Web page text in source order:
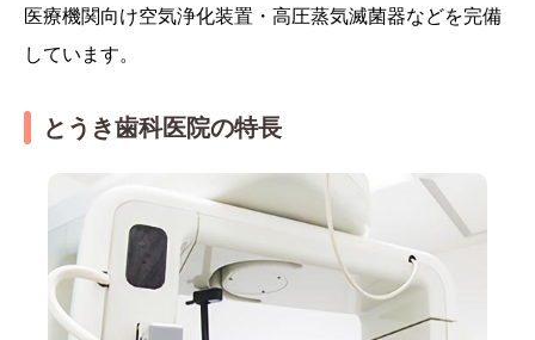
医療機関向け空気浄化装置・高圧蒸気滅菌器などを完備
しています。
とうき歯科医院の特長